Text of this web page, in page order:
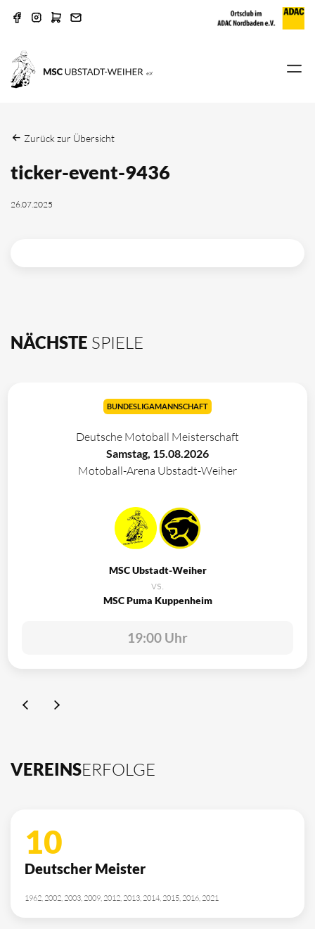
Zurück zur Übersicht
ticker-event-9436
26.07.2025
NÄCHSTE SPIELE
BUNDESLIGAMANNSCHAFT
Deutsche Motoball Meisterschaft
Samstag, 15.08.2026
Motoball-Arena Ubstadt-Weiher
MSC Ubstadt-Weiher
vs.
MSC Puma Kuppenheim
19:00 Uhr
VEREINSERFOLGE
10
Deutscher Meister
1962, 2002, 2003, 2009, 2012, 2013, 2014, 2015, 2016, 2021